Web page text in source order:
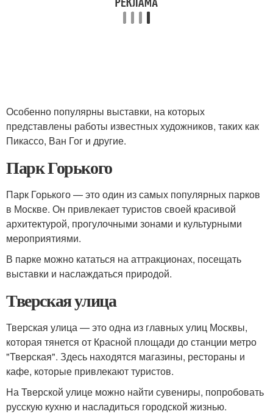
Особенно популярны выставки, на которых
представлены работы известных художников, таких как
Пикассо, Ван Гог и другие.
Парк Горького
Парк Горького — это один из самых популярных парков
в Москве. Он привлекает туристов своей красивой
архитектурой, прогулочными зонами и культурными
мероприятиями.
В парке можно кататься на аттракционах, посещать
выставки и наслаждаться природой.
Тверская улица
Тверская улица — это одна из главных улиц Москвы,
которая тянется от Красной площади до станции метро
"Тверская". Здесь находятся магазины, рестораны и
кафе, которые привлекают туристов.
На Тверской улице можно найти сувениры, попробовать
русскую кухню и насладиться городской жизнью.